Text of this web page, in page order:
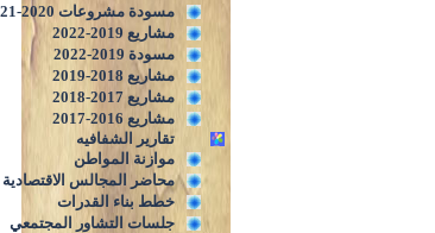
مسودة مشروعات 2020-2021
مشاريع 2019-2022
مسودة 2019-2022
مشاريع 2018-2019
مشاريع 2017-2018
مشاريع 2016-2017
تقارير الشفافيه
موازنة المواطن
محاضر المجالس الاقتصادية
خطط بناء القدرات
جلسات التشاور المجتمعي